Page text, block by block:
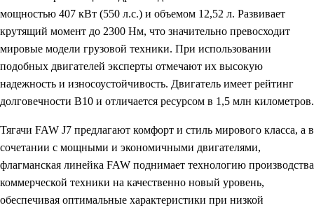
мощностью 407 кВт (550 л.с.) и объемом 12,52 л. Развивает
крутящий момент до 2300 Нм, что значительно превосходит
мировые модели грузовой техники. При использовании
подобных двигателей эксперты отмечают их высокую
надежность и износоустойчивость. Двигатель имеет рейтинг
долговечности B10 и отличается ресурсом в 1,5 млн километров.
Тягачи FAW J7 предлагают комфорт и стиль мирового класса, а в
сочетании с мощными и экономичными двигателями,
флагманская линейка FAW поднимает технологию производства
коммерческой техники на качественно новый уровень,
обеспечивая оптимальные характеристики при низкой